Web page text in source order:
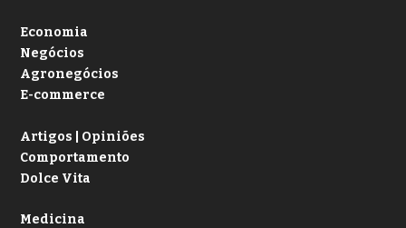
Economia
Negócios
Agronegócios
E-commerce
Artigos | Opiniões
Comportamento
Dolce Vita
Medicina